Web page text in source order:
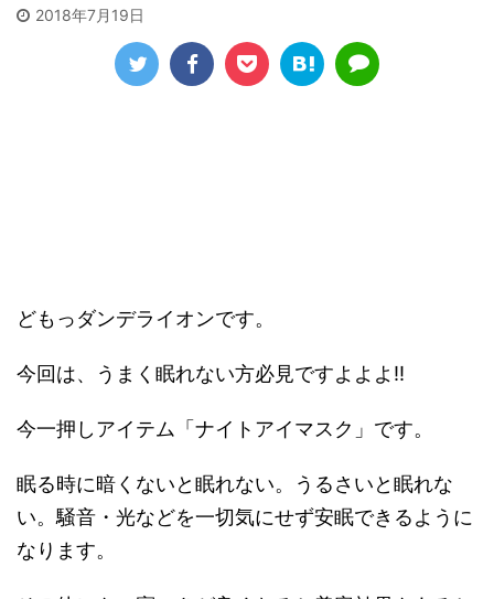
2018年7月19日
どもっダンデライオンです。
今回は、うまく眠れない方必見ですよよよ!!
今一押しアイテム「ナイトアイマスク」です。
眠る時に暗くないと眠れない。うるさいと眠れな
い。騒音・光などを一切気にせず安眠できるように
なります。